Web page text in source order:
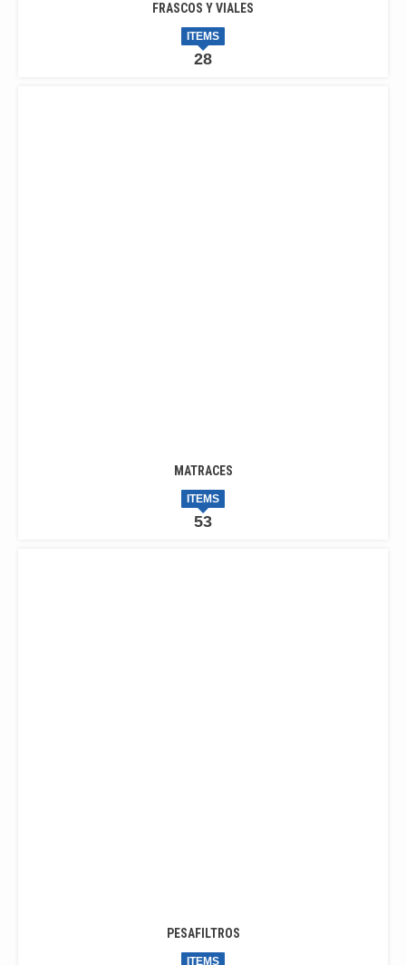
FRASCOS Y VIALES
28
ITEMS
MATRACES
53
ITEMS
PESAFILTROS
ITEMS